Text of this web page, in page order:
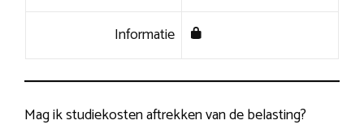
Informatie
Mag ik studiekosten aftrekken van de belasting?